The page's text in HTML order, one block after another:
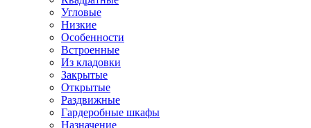
Угловые
Низкие
Особенности
Встроенные
Из кладовки
Закрытые
Открытые
Раздвижные
Гардеробные шкафы
Назначение